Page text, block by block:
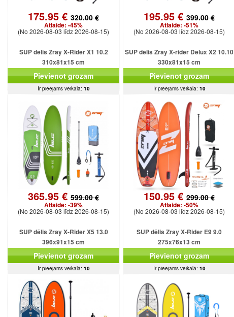
175.95 € 320.00 €
Atlaide: -45%
(No 2026-08-03 līdz 2026-08-15)
SUP dēlis Zray X-Rider X1 10.2
310x81x15 cm
Pievienot grozam
Ir pieejams veikalā: 10
195.95 € 399.00 €
Atlaide: -51%
(No 2026-08-03 līdz 2026-08-15)
SUP dēlis Zray X-rider Delux X2 10.10
330x81x15 cm
Pievienot grozam
Ir pieejams veikalā: 10
365.95 € 599.00 €
Atlaide: -39%
(No 2026-08-03 līdz 2026-08-15)
SUP dēlis Zray X-Rider X5 13.0
396x91x15 cm
Pievienot grozam
Ir pieejams veikalā: 10
150.95 € 299.00 €
Atlaide: -50%
(No 2026-08-03 līdz 2026-08-15)
SUP dēlis Zray X-Rider E9 9.0
275x76x13 cm
Pievienot grozam
Ir pieejams veikalā: 10